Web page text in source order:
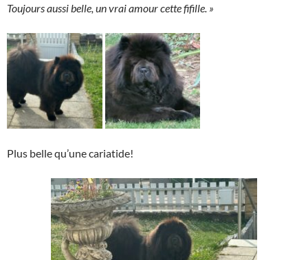
Toujours aussi belle, un vrai amour cette fifille. »
Plus belle qu’une cariatide!